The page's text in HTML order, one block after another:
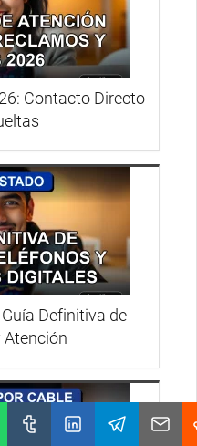
Contacto Directo
Definitiva de
Atención